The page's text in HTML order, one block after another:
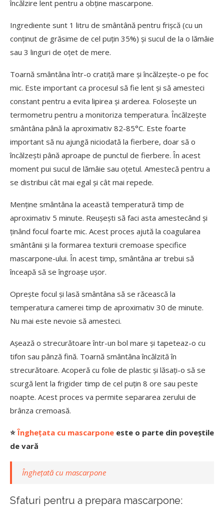
încălzire lent pentru a obține mascarpone.
Ingrediente sunt 1 litru de smântână pentru frișcă (cu un
conținut de grăsime de cel puțin 35%) și sucul de la o lămâie
sau 3 linguri de oțet de mere.
Toarnă smântâna într-o cratiță mare și încălzește-o pe foc
mic. Este important ca procesul să fie lent și să amesteci
constant pentru a evita lipirea și arderea. Folosește un
termometru pentru a monitoriza temperatura. Încălzește
smântâna până la aproximativ 82-85°C. Este foarte
important să nu ajungă niciodată la fierbere, doar să o
încălzești până aproape de punctul de fierbere. În acest
moment pui sucul de lămâie sau oțetul. Amestecă pentru a
se distribui cât mai egal și cât mai repede.
Menține smântâna la această temperatură timp de
aproximativ 5 minute. Reușești să faci asta amestecând și
ținând focul foarte mic. Acest proces ajută la coagularea
smântânii și la formarea texturii cremoase specifice
mascarpone-ului. În acest timp, smântâna ar trebui să
înceapă să se îngroașe ușor.
Oprește focul și lasă smântâna să se răcească la
temperatura camerei timp de aproximativ 30 de minute.
Nu mai este nevoie să amesteci.
Așează o strecurătoare într-un bol mare și tapeteaz-o cu
tifon sau pânză fină. Toarnă smântâna încălzită în
strecurătoare. Acoperă cu folie de plastic și lăsați-o să se
scurgă lent la frigider timp de cel puțin 8 ore sau peste
noapte. Acest proces va permite separarea zerului de
brânza cremoasă.
⭐Înghețata cu mascarpone este o parte din poveștile
de vară
Înghețată cu mascarpone
Sfaturi pentru a prepara mascarpone: